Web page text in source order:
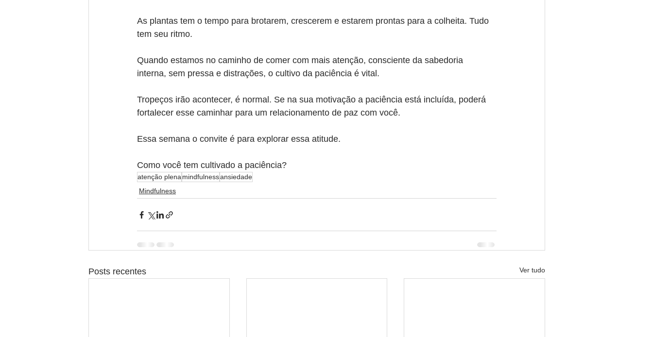
As plantas tem o tempo para brotarem, crescerem e estarem prontas para a colheita. Tudo
tem seu ritmo.
Quando estamos no caminho de comer com mais atenção, consciente da sabedoria
interna, sem pressa e distrações, o cultivo da paciência é vital.
Tropeços irão acontecer, é normal. Se na sua motivação a paciência está incluída, poderá
fortalecer esse caminhar para um relacionamento de paz com você.
Essa semana o convite é para explorar essa atitude.
Como você tem cultivado a paciência?
atenção plena mindfulnessansiedade
Mindfulness
Posts recentes Ver tudo